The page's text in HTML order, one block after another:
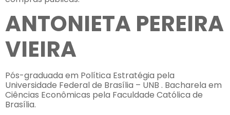
ANTONIETA PEREIRA
VIEIRA
Pós-graduada em Política Estratégia pela
Universidade Federal de Brasília – UNB . Bacharela em
Ciências Econômicas pela Faculdade Católica de
Brasília.